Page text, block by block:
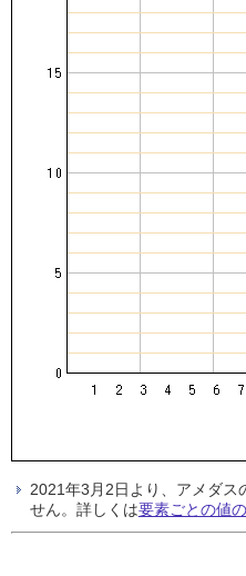
2021年3月2日より、アメダス
せん。詳しくは要素ごとの値